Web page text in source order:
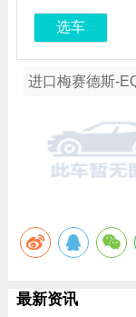
选车
进口梅赛德斯-
最新资讯